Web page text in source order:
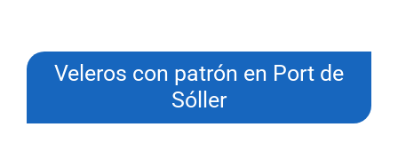
Veleros con patrón en Port de
Sóller